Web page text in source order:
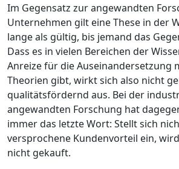
Im Gegensatz zur angewandten
Unternehmen gilt eine These in der
lange als gültig, bis jemand das
Dass es in vielen Bereichen der
Anreize für die Auseinandersetzung
Theorien gibt, wirkt sich also nicht
qualitätsfördernd aus. Bei der
angewandten Forschung hat
immer das letzte Wort: Stellt sich
versprochene Kundenvorteil ein,
nicht gekauft.